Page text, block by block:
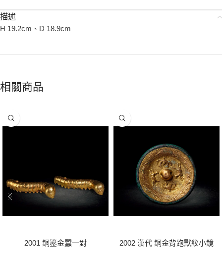
描述
H 19.2cm、D 18.9cm
相關商品
2001 銅鎏金蠶一對 2002 漢代 銅金背跑獸紋小鏡